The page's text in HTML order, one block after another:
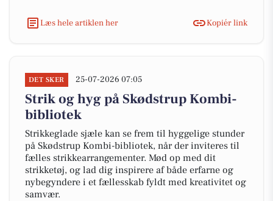
Læs hele artiklen her Kopiér link
DET SKER 25-07-2026 07:05
Strik og hyg på Skødstrup Kombi-
bibliotek
Strikkeglade sjæle kan se frem til hyggelige stunder
på Skødstrup Kombi-bibliotek, når der inviteres til
fælles strikkearrangementer. Mød op med dit
strikketøj, og lad dig inspirere af både erfarne og
nybegyndere i et fællesskab fyldt med kreativitet og
samvær.